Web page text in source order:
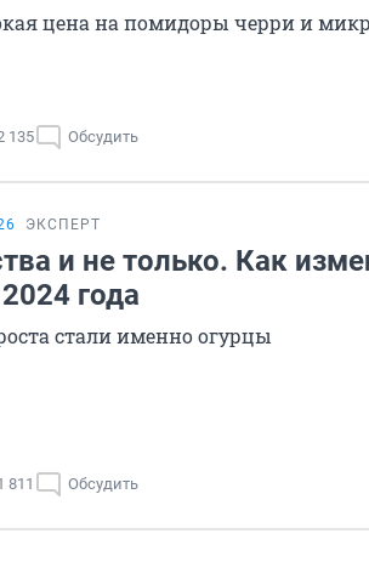
цена на помидоры черри и
135 Обсудить
ЭКСПЕРТ
и не только. Как
года
стали именно огурцы
811 Обсудить